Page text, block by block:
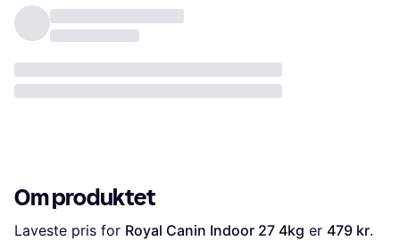
Om produktet
Laveste pris for Royal Canin Indoor 27 4kg er 479 kr.